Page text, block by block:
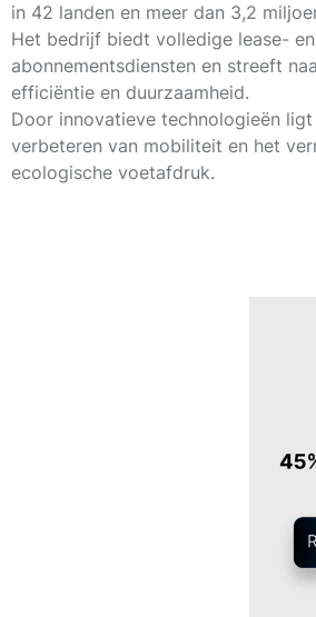
in 42 landen en meer dan 3,2
Het bedrijf biedt volledige lease- en
abonnementsdiensten en streeft
efficiëntie en duurzaamheid.
Door innovatieve technologieën
verbeteren van mobiliteit en het
ecologische voetafdruk.